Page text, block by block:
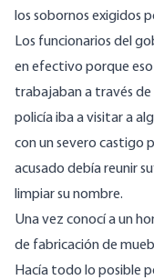
los sobornos exigidos
Los funcionarios del
en efectivo porque eso
trabajaban a través
policía iba a visitar a
con un severo castigo
acusado debía reunir
limpiar su nombre.
Una vez conocí a un
de fabricación de
Hacía todo lo posible